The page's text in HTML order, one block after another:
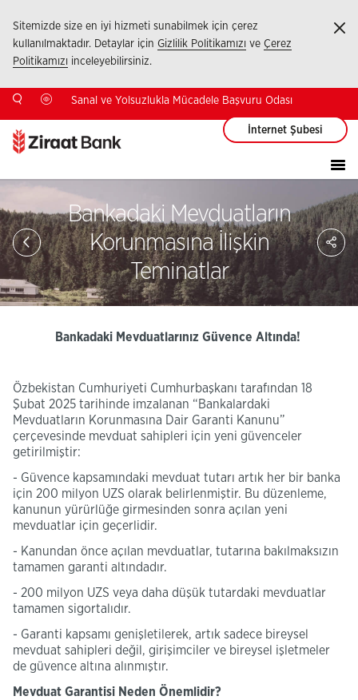
Sitemizde size en iyi hizmeti sunabilmek için çerez
kullanılmaktadır. Detaylar için Gizlilik Politikamızı ve Çerez
Politikamızı inceleyebilirsiniz.
Sanal ve Yolsuzlukla Mücadele Başvuru Odası
İnternet Şubesi
Bankadaki Mevduatların
Korunmasına İlişkin
Teminatlar
Bankadaki Mevduatlarınız Güvence Altında!
Özbekistan Cumhuriyeti Cumhurbaşkanı tarafından 18
Şubat 2025 tarihinde imzalanan “Bankalardaki
Mevduatların Korunmasına Dair Garanti Kanunu”
çerçevesinde mevduat sahipleri için yeni güvenceler
getirilmiştir:
- Güvence kapsamındaki mevduat tutarı artık her bir banka
için 200 milyon UZS olarak belirlenmiştir. Bu düzenleme,
kanunun yürürlüğe girmesinden sonra açılan yeni
mevduatlar için geçerlidir.
- Kanundan önce açılan mevduatlar, tutarına bakılmaksızın
tamamen garanti altındadır.
- 200 milyon UZS veya daha düşük tutardaki mevduatlar
tamamen sigortalıdır.
- Garanti kapsamı genişletilerek, artık sadece bireysel
mevduat sahipleri değil, girişimciler ve bireysel işletmeler
de güvence altına alınmıştır.
Mevduat Garantisi Neden Önemlidir?